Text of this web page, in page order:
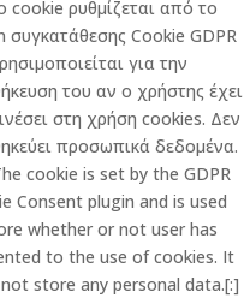
cookie ρυθμίζεται από το
συγκατάθεσης Cookie GDPR
για την
του αν ο χρήστης έχει
στη χρήση cookies. Δεν
προσωπικά δεδομένα.
cookie is set by the GDPR
Consent plugin and is used
whether or not user has
to the use of cookies. It
store any personal data.[:]